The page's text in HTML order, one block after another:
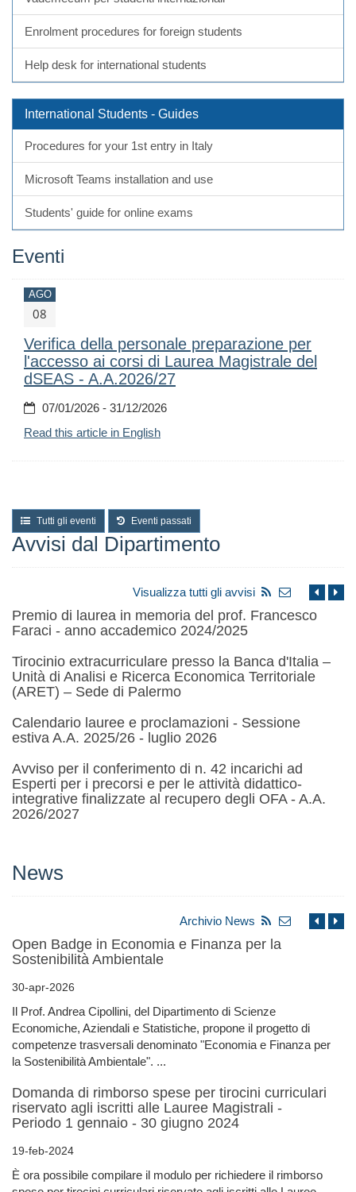
Enrolment procedures for foreign students
Help desk for international students
International Students - Guides
Procedures for your 1st entry in Italy
Microsoft Teams installation and use
Students' guide for online exams
Eventi
AGO
08
Verifica della personale preparazione per
l'accesso ai corsi di Laurea Magistrale del
dSEAS - A.A.2026/27
07/01/2026 - 31/12/2026
Read this article in English
Tutti gli eventi Eventi passati
Avvisi dal Dipartimento
Visualizza tutti gli avvisi
Premio di laurea in memoria del prof. Francesco
Faraci - anno accademico 2024/2025
Tirocinio extracurriculare presso la Banca d'Italia –
Unità di Analisi e Ricerca Economica Territoriale
(ARET) – Sede di Palermo
Calendario lauree e proclamazioni - Sessione
estiva A.A. 2025/26 - luglio 2026
Avviso per il conferimento di n. 42 incarichi ad
Esperti per i precorsi e per le attività didattico-
integrative finalizzate al recupero degli OFA - A.A.
2026/2027
News
Archivio News
Open Badge in Economia e Finanza per la
Sostenibilità Ambientale
30-apr-2026
Il Prof. Andrea Cipollini, del Dipartimento di Scienze
Economiche, Aziendali e Statistiche, propone il progetto di
competenze trasversali denominato "Economia e Finanza per
la Sostenibilità Ambientale". ...
Domanda di rimborso spese per tirocini curriculari
riservato agli iscritti alle Lauree Magistrali -
Periodo 1 gennaio - 30 giugno 2024
19-feb-2024
È ora possibile compilare il modulo per richiedere il rimborso